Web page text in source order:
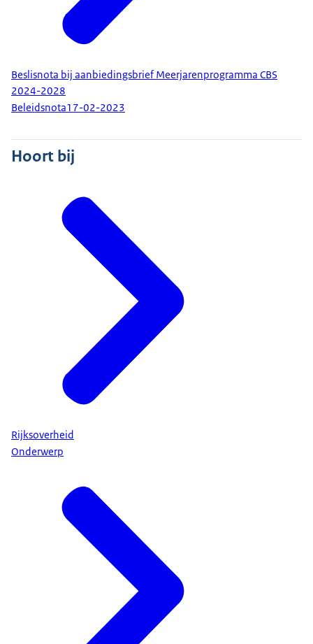
Beslisnota bij aanbiedingsbrief Meerjarenprogramma CBS
2024-2028
Beleidsnota17-02-2023
Hoort bij
Rijksoverheid
Onderwerp